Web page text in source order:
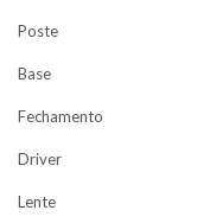
Poste
Base
Fechamento
Driver
Lente